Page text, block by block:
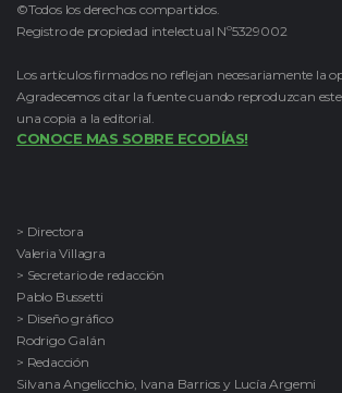
©Todos los derechos compartidos.
Registro de propiedad intelectual Nº5329002
Los artículos firmados no reflejan necesariamente la
Agradecemos citar la fuente cuando reproduzcan
una copia a la editorial.
CONOCE MAS SOBRE ECODÍAS!
> Directora
Valeria Villagra
> Secretario de redacción
Pablo Bussetti
> Diseño gráfico
Rodrigo Galán
> Redacción
Silvana Angelicchio, Ivana Barrios y Lucía Argemi